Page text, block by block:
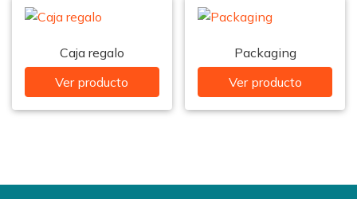
Caja regalo
Ver producto
Packaging
Ver producto